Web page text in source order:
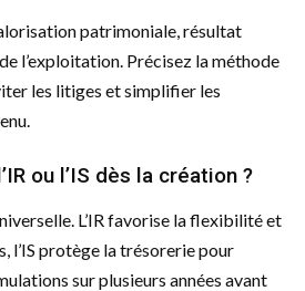
patrimoniale, résultat
l’exploitation. Précisez la méthode
les litiges et simplifier les
ou l’IS dès la création ?
L’IR favorise la flexibilité et
l’IS protège la trésorerie pour
sur plusieurs années avant